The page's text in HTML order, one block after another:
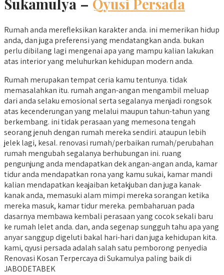
Sukamulya – Qyusi Persada
Rumah anda merefleksikan karakter anda. ini memerikan hidup
anda, dan juga preferensi yang mendatangkan anda. bukan
perlu dibilang lagi mengenai apa yang mampu kalian lakukan
atas interior yang meluhurkan kehidupan modern anda.
Rumah merupakan tempat ceria kamu tentunya. tidak
memasalahkan itu. rumah angan-angan mengambil meluap
dari anda selaku emosional serta segalanya menjadi rongsok
atas kecenderungan yang melalui maupun tahun-tahun yang
berkembang. ini tidak perasaan yang memesona tengah
seorang jenuh dengan rumah mereka sendiri. ataupun lebih
jelek lagi, kesal. renovasi rumah/perbaikan rumah/perubahan
rumah mengubah segalanya berhubungan ini. ruang
pengunjung anda mendapatkan dek angan-angan anda, kamar
tidur anda mendapatkan rona yang kamu sukai, kamar mandi
kalian mendapatkan keajaiban ketakjuban dan juga kanak-
kanak anda, memasuki alam mimpi mereka sorangan ketika
mereka masuk, kamar tidur mereka. pembaharuan pada
dasarnya membawa kembali perasaan yang cocok sekali baru
ke rumah lelet anda. dan, anda segenap sungguh tahu apa yang
anyar sanggup digeluti bakal hari-hari dan juga kehidupan kita.
kami, qyusi persada adalah salah satu pemborong penyedia
Renovasi Kosan Terpercaya di Sukamulya paling baik di
JABODETABEK